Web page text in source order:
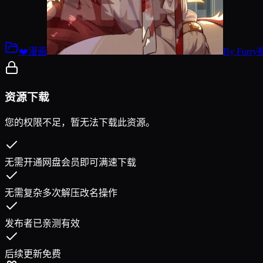
❤️漫画 By Furry
资源下载
您的权限不足，暂无法下载此资源。
无需开通网盘会员即可满速下载
无需复杂多次解压改名操作
发布者已亲测有效
后续更新免费